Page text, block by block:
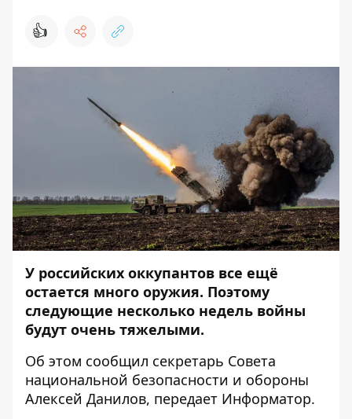
👍
У российских оккупантов все ещё
остается много оружия. Поэтому
следующие несколько недель войны
будут очень тяжелыми.
Об этом сообщил секретарь Совета
национальной безопасности и обороны
Алексей Данилов, передает Информатор.